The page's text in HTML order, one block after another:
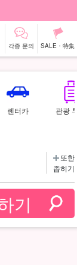
각종 문의 SALE・特集
렌터카 관광 투
또한
좁히기